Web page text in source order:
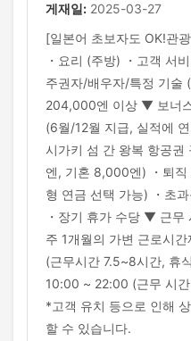
게재일: 2025-03-27
[일본어 초보자도 OK!관
・요리 (주방) ・고객 서
주권자/배우자/특정 기술
204,000엔 이상 ▼ 보너
(6월/12월 지급, 실적에
시가키 섬 간 왕복 항공
엔, 기혼 8,000엔) ・퇴직
형 연금 선택 가능) ・초
・장기 휴가 수당 ▼ 근무
주 1개월의 가변 근로시
(근무시간 7.5~8시간, 휴
10:00 ~ 22:00 (근무 시
*고객 유치 등으로 인해
할 수 있습니다.